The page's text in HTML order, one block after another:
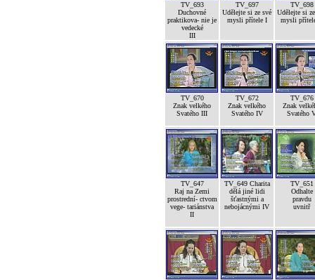
TV_693
Duchovné
praktikova- nie je
vedecké
III
TV_697
Udělejte si ze své
mysli přítele I
TV_698
Udělejte si
mysli
TV_670
Znak velkého
Svatého III
TV_672
Znak velkého
Svatého IV
TV_676
Znak
Svatého
TV_647
Raj na Zemi
prostrední- ctvom
vege- tariánstva
II
TV_649 Charita
dělá jiné lidi
šťastnými a
nebojácnými IV
TV_651
Odhalte
pravdu
uvnitř